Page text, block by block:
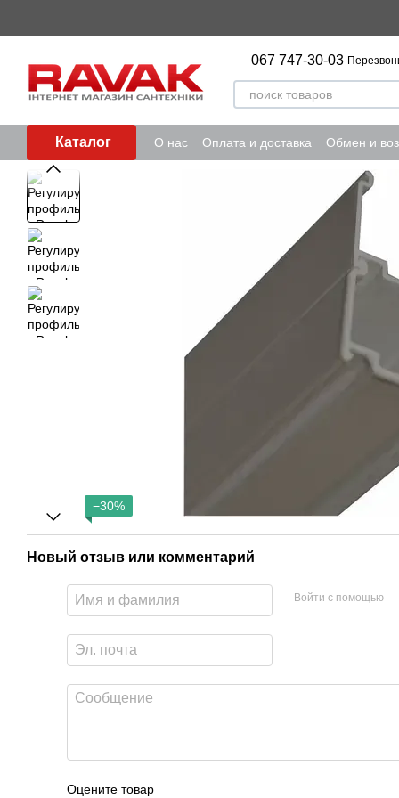
067 747-30-03
Каталог О нас Оплата и доставка Обмен и
−30%
Новый отзыв или комментарий
Войти с помощью
Оцените товар